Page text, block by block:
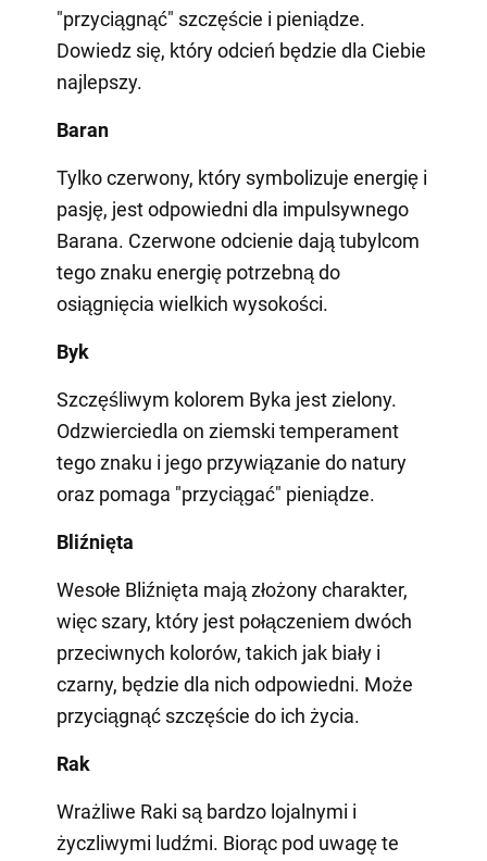
"przyciągnąć" szczęście i pieniądze.
Dowiedz się, który odcień będzie dla Ciebie
najlepszy.
Baran
Tylko czerwony, który symbolizuje energię i
pasję, jest odpowiedni dla impulsywnego
Barana. Czerwone odcienie dają tubylcom
tego znaku energię potrzebną do
osiągnięcia wielkich wysokości.
Byk
Szczęśliwym kolorem Byka jest zielony.
Odzwierciedla on ziemski temperament
tego znaku i jego przywiązanie do natury
oraz pomaga "przyciągać" pieniądze.
Bliźnięta
Wesołe Bliźnięta mają złożony charakter,
więc szary, który jest połączeniem dwóch
przeciwnych kolorów, takich jak biały i
czarny, będzie dla nich odpowiedni. Może
przyciągnąć szczęście do ich życia.
Rak
Wrażliwe Raki są bardzo lojalnymi i
życzliwymi ludźmi. Biorąc pod uwagę te